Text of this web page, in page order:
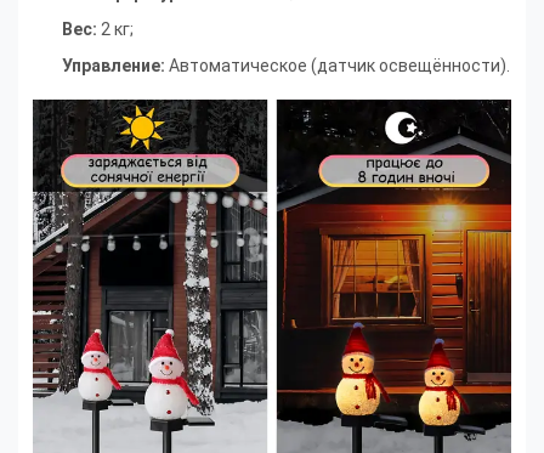
Вес: 2 кг;
Управление: Автоматическое (датчик освещённости).